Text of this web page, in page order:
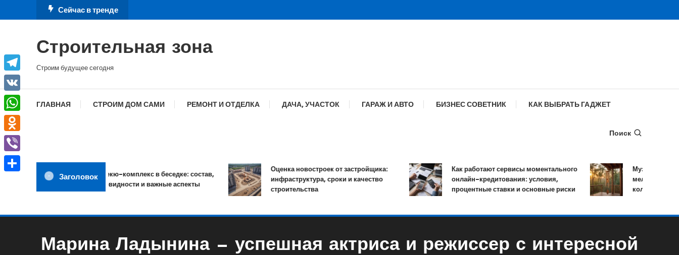
к
Сейчас в тренде
Строительная зона
Строим будущее сегодня
ГЛАВНАЯ СТРОИМ ДОМ САМИ РЕМОНТ И ОТДЕЛКА ДАЧА, УЧАСТОК ГАРАЖ И АВТО БИЗНЕС СОВЕТНИК КАК ВЫБРАТЬ ГАДЖЕТ
Поиск
Заголовок
Барбекю-комплекс в беседке: состав,
разновидности и важные аспекты
Оценка новостроек от застройщика:
инфраструктура, сроки и качество
строительства
Как работают сервисы моментального
онлайн-кредитования: условия,
процентные ставки и основные риски
Музыка ветра:
мелодичных
колокольчиков
Марина Ладынина — успешная актриса и режиссер с интересной
Telegram
VK
WhatsApp
Odnoklassniki
Viber